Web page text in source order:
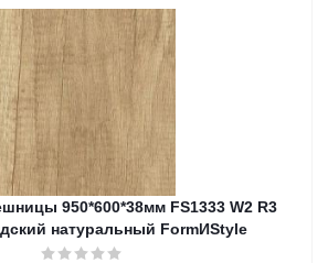
950*600*38мм FS1333 W2 R3
натуральный FormИStyle